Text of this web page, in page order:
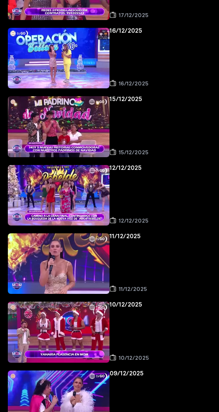
17/12/2025
16/12/2025
16/12/2025
15/12/2025
15/12/2025
12/12/2025
12/12/2025
11/12/2025
11/12/2025
10/12/2025
10/12/2025
09/12/2025